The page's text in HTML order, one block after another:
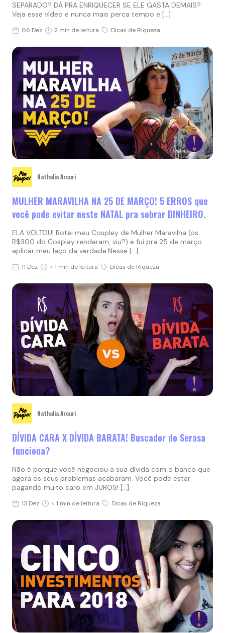
SEPARADO? DÁ PRA ENRIQUECER SE ELE GASTA DEMAIS?
Veja esse vídeo e nunca mais perca tempo e […]
06 Dez 2 min de leitura Dicas de Riqueza
Nathalia Arcuri
MULHER MARAVILHA NA 25 DE MARÇO! 5 ERROS que
você pode evitar neste NATAL pra sobrar DINHEIRO.
ELA VOLTOU! Botei meu Cospley de Mulher Maravilha (os
R$300 do Cosplay renderam, viu?) e fui pra 25 de março
aplicar meu laço da verdade.Nesse […]
11 Dez < 1 min de leitura Dicas de Riqueza
Nathalia Arcuri
DÍVIDA CARA X DÍVIDA BARATA! Buscador do Serasa
funciona?
Não é porque você negociou a sua dívida com o banco que
agora os seus problemas acabaram. Você pode estar
pagando muito caro em JUROS! […]
13 Dez < 1 min de leitura Dicas de Riqueza